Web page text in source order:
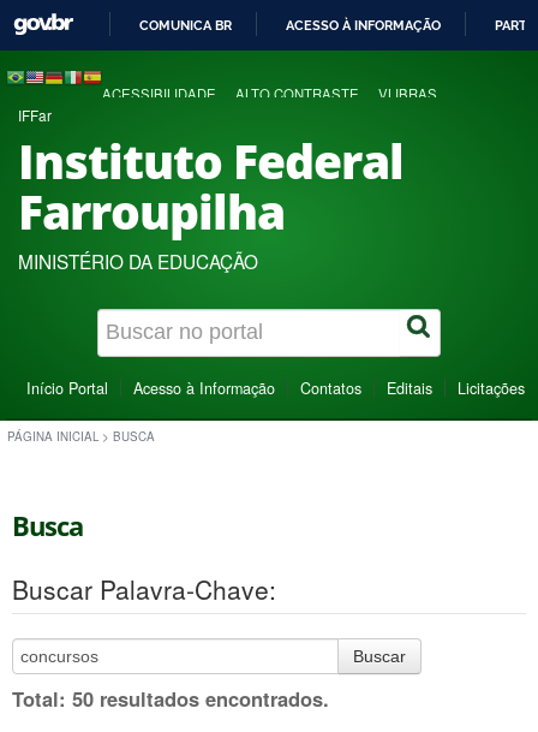
COMUNICA BR ACESSO À INFORMAÇÃO
ACESSIBILIDADE ALTO CONTRASTE VLIBRAS
IFFar
Instituto Federal
Farroupilha
MINISTÉRIO DA EDUCAÇÃO
Início Portal Acesso à Informação Contatos Editais Licitações
PÁGINA INICIAL > BUSCA
Busca
Buscar Palavra-Chave:
Buscar
Total: 50 resultados encontrados.